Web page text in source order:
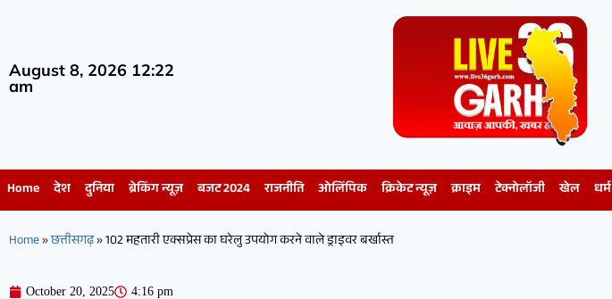
August 8, 2026 12:22
am
Home देश दुनिया ब्रेकिंग न्यूज़ बजट 2024 राजनीति ओलिंपिक क्रिकेट न्यूज़ क्राइम टेक्नोलॉजी खेल धर्म
Home»छत्तीसगढ़»102 महतारी एक्सप्रेस का घरेलु उपयोग करने वाले ड्राइवर बर्खास्त
October 20, 2025 4:16 pm